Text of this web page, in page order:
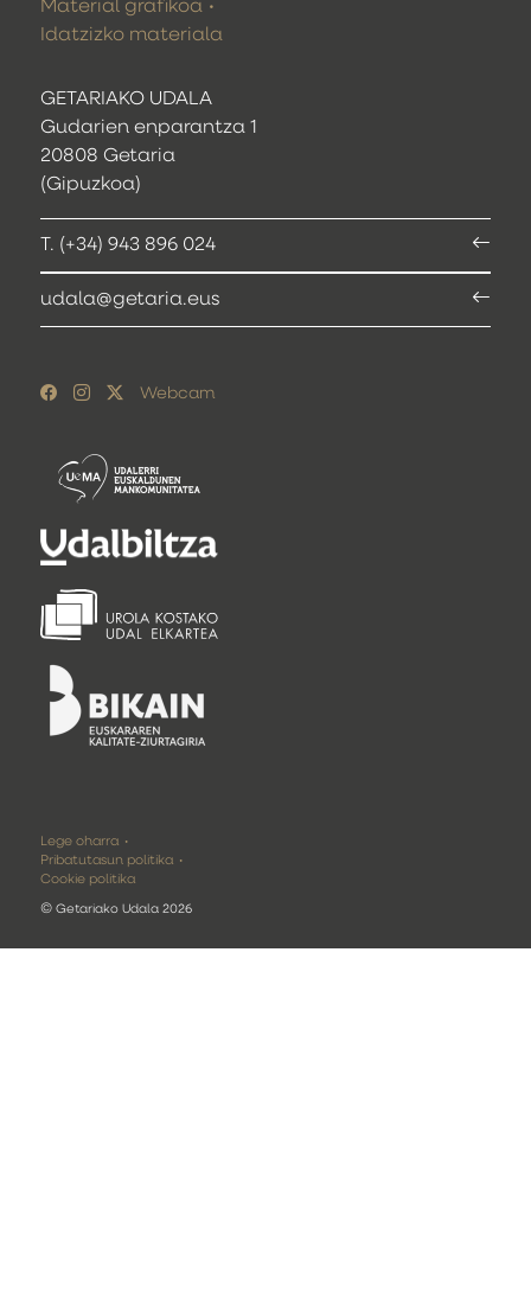
GETARIAKO UDALA
Gudarien enparantza 1
20808 Getaria
(Gipuzkoa)
T. (+34) 943 896 024
udala@getaria.eus
Material grafikoa
Idatzizko materiala
Webcam
Lege oharra
Pribatutasun politika
Cookie politika
©Getariako Udala 2026